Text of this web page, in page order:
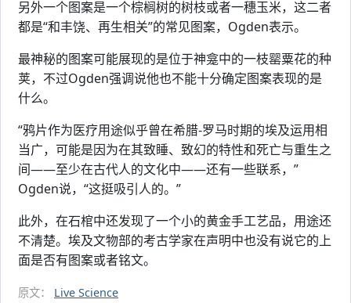
另外一个图案是一个棕榈树的树枝或者一穗玉米，这二者
都是“和丰饶、再生相关”的常见图案，Ogden表示。
最神秘的图案可能展现的是位于神龛中的一枝罂粟花的种
荚，不过Ogden强调说他也不能十分确定图案表现的是
什么。
“鸦片作为医疗用途似乎曾在希腊-罗马时期的埃及运用相
当广，可能是因为在其致睡、致幻的特性和死亡与重生之
间——至少在古代人的文化中——还有一些联系，”
Ogden说，“这挺吸引人的。”
此外，在石棺中还发现了一个小的黄金手工艺品，用途还
不清楚。埃及文物部的考古学家在声明中也没有说它的上
面是否有图案或者铭文。
原文： Live Science